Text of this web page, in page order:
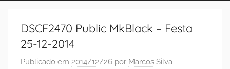
DSCF2470 Public MkBlack – Festa
25-12-2014
Publicado em 2014/12/26 por Marcos Silva